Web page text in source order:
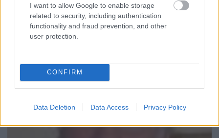
I want to allow Google to enable storage
related to security, including authentication
functionality and fraud prevention, and other
user protection.
CONFIRM
Data Deletion Data Access Privacy Policy
Nincs benne semmi kampány eseményeivel
kapcsolatban. Paál professzor az Országos
Gyógyszerészeti Intézet volt…